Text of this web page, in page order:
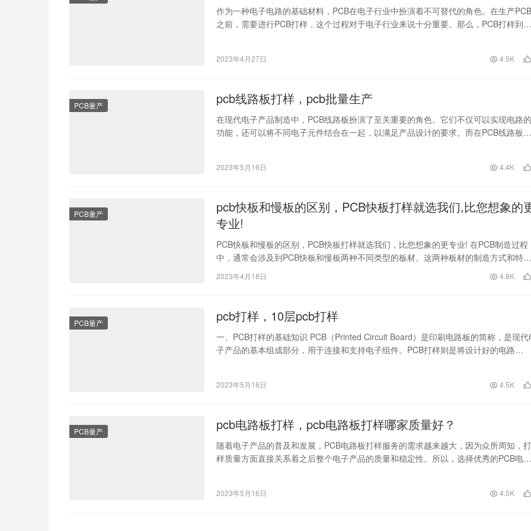
作为一种电子电路的基础材料，PCB在电子行业中扮演着不可替代的角色。在生产PCB
之前，需要进行PCB打样，这个过程对于电子行业来说十分重要。那么，PCB打样到底
2023年4月27日 4.5K
PCB量产 pcb线路板打样，pcb批量生产
在现代电子产品制造中，PCB线路板扮演了至关重要的角色。它们不仅可以实现电路的
功能，还可以将不同电子元件结合在一起，以满足产品设计的要求。而在PCB线路板制
2023年5月16日 4.4K
PCB量产
pcb快板和慢板的区别，PCB快板打样就选我们,比您想象的
专业!
PCB快板和慢板的区别，PCB快板打样就选我们，比您想象的更专业! 在PCB制造过程
中，通常会涉及到PCB快板和慢板两种不同类型的板材。这两种板材的制造方式和特性
不同，因此在不同的…
2023年4月18日 4.8K
PCB量产 pcb打样，10层pcb打样
一、PCB打样的基础知识 PCB（Printed Circuit Board）是印刷电路板的简称，是现代
子产品的基本组成部分，用于连接和支持电子组件。PCB打样则是将设计好的电路…
2023年5月16日 4.5K
PCB量产 pcb电路板打样，pcb电路板打样哪家质量好？
随着电子产品的普及和发展，PCB电路板打样服务的需求越来越大，因为众所周知，打
样质量方面直接关系着之后整个电子产品的质量和稳定性。所以，选择优秀的PCB电路
2023年5月16日 4.5K